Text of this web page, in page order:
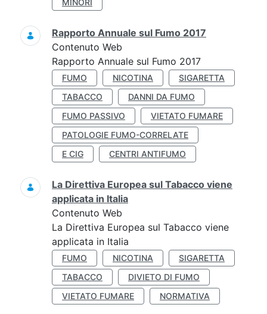
MINORI
Rapporto Annuale sul Fumo 2017
Contenuto Web
Rapporto Annuale sul Fumo 2017
FUMO NICOTINA
SIGARETTA
TABACCO
DANNI DA FUMO
FUMO PASSIVO
VIETATO FUMARE
PATOLOGIE FUMO-CORRELATE
E CIG
CENTRI ANTIFUMO
La Direttiva Europea sul Tabacco viene
applicata in Italia
Contenuto Web
La Direttiva Europea sul Tabacco viene
applicata in Italia
FUMO NICOTINA
SIGARETTA
TABACCO
DIVIETO DI FUMO
VIETATO FUMARE
NORMATIVA